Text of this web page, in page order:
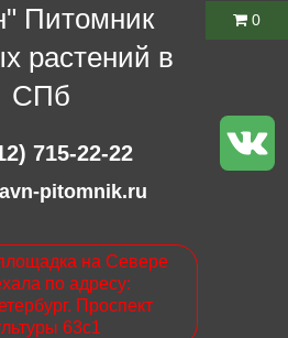
Питомник
растений в
СПб
715-22-22
pitomnik.ru
на Севере
по адресу:
Проспект
63с1
0